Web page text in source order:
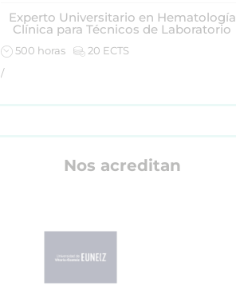
Experto Universitario en Hematología
Clínica para Técnicos de Laboratorio
500 horas
20 ECTS
/
Nos acreditan